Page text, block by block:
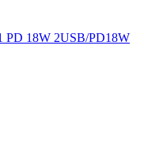
PD 18W 2USB/PD18W